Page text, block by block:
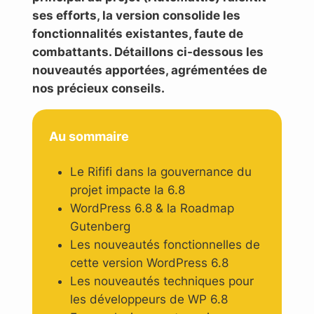
ses efforts, la version consolide les
fonctionnalités existantes, faute de
combattants. Détaillons ci-dessous les
nouveautés apportées, agrémentées de
nos précieux conseils.
Au sommaire
Le Rififi dans la gouvernance du
projet impacte la 6.8
WordPress 6.8 & la Roadmap
Gutenberg
Les nouveautés fonctionnelles de
cette version WordPress 6.8
Les nouveautés techniques pour
les développeurs de WP 6.8